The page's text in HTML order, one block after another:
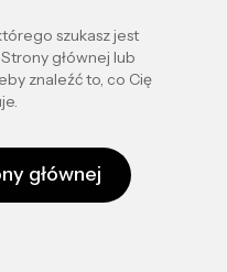
szukasz jest
głównej lub
znaleźć to, co Cię
głównej